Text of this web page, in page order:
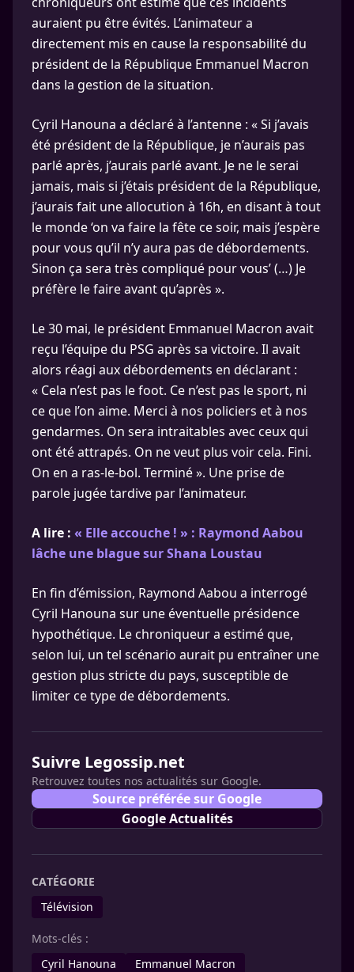
auraient pu être évités. L’animateur a
directement mis en cause la responsabilité du
président de la République Emmanuel Macron
dans la gestion de la situation.
Cyril Hanouna a déclaré à l’antenne : « Si j’avais
été président de la République, je n’aurais pas
parlé après, j’aurais parlé avant. Je ne le serai
jamais, mais si j’étais président de la République,
j’aurais fait une allocution à 16h, en disant à tout
le monde ‘on va faire la fête ce soir, mais j’espère
pour vous qu’il n’y aura pas de débordements.
Sinon ça sera très compliqué pour vous’ (…) Je
préfère le faire avant qu’après ».
Le 30 mai, le président Emmanuel Macron avait
reçu l’équipe du PSG après sa victoire. Il avait
alors réagi aux débordements en déclarant :
« Cela n’est pas le foot. Ce n’est pas le sport, ni
ce que l’on aime. Merci à nos policiers et à nos
gendarmes. On sera intraitables avec ceux qui
ont été attrapés. On ne veut plus voir cela. Fini.
On en a ras-le-bol. Terminé ». Une prise de
parole jugée tardive par l’animateur.
A lire : « Elle accouche ! » : Raymond Aabou
lâche une blague sur Shana Loustau
En fin d’émission, Raymond Aabou a interrogé
Cyril Hanouna sur une éventuelle présidence
hypothétique. Le chroniqueur a estimé que,
selon lui, un tel scénario aurait pu entraîner une
gestion plus stricte du pays, susceptible de
limiter ce type de débordements.
Suivre Legossip.net
Retrouvez toutes nos actualités sur Google.
Source préférée sur Google
Google Actualités
CATÉGORIE
Télévision
Mots-clés :
Cyril Hanouna
Emmanuel Macron